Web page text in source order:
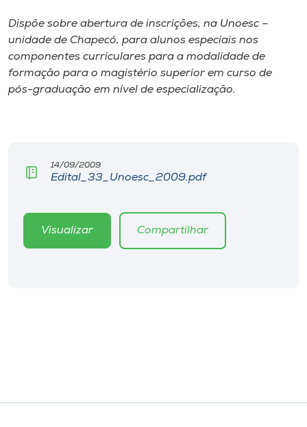
Diplomados
Cultura
Selecione
Dispõe sobre abertura de inscrições, na Unoesc –
unidade de Chapecó, para alunos especiais nos
componentes curriculares para a modalidade de
formação para o magistério superior em curso de
pós-graduação em nível de especialização.
14/09/2009
Edital_33_Unoesc_2009.pdf
Visualizar Compartilhar